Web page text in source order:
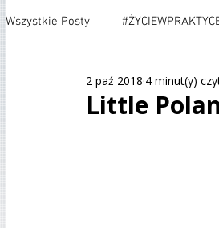
Wszystkie Posty
#TESTING #CARS
Little
2 paź 2018 4 minut(y)